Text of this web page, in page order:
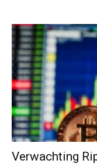
Verwachting